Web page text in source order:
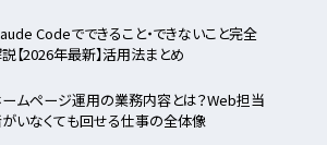
Codeでできること・できないこと完全
【2026年最新】活用法まとめ
ムページ運用の業務内容とは？Web担当
いなくても回せる仕事の全体像